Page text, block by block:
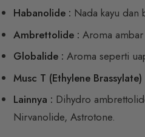
Habanolide : Nada kayu dan
Ambrettolide : Aroma
Globalide : Aroma seperti
Musc T (Ethylene Brassylate)
Lainnya : Dihydro
Nirvanolide, Astrotone.